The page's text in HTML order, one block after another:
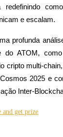
M
e escalam.
profunda
do ATOM,
cripto multi-
2025 e
Inter-